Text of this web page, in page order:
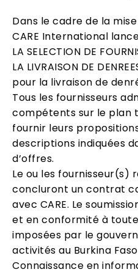
Dans le cadre de la
CARE International
LA SELECTION DE
LA LIVRAISON DE
pour la livraison de
Tous les fournisseurs
compétents sur le plan
fournir leurs
descriptions indiquées
d’offres.
Le ou les
concluront un contrat
avec CARE. Le
et en conformité à
imposées par le
activités au Burkina
Connaissance en